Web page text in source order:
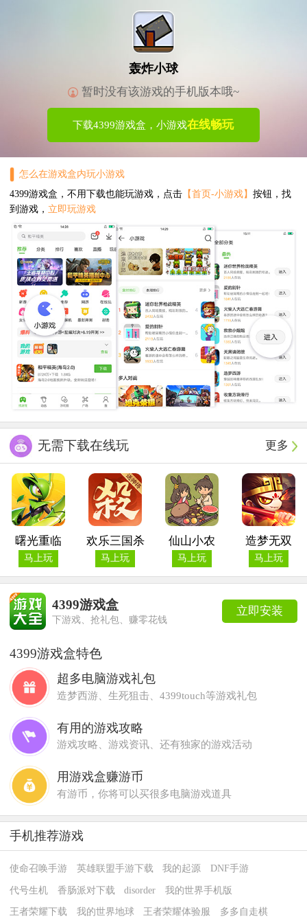
轰炸小球
暂时没有该游戏的手机版本哦~
下载4399游戏盒，小游戏在线畅玩
怎么在游戏盒内玩小游戏
4399游戏盒，不用下载也能玩游戏，点击【首页-小游戏】 按钮，找
到游戏， 立即玩游戏
更多
无需下载在线玩
曙光重临
马上玩
欢乐三国杀
马上玩
仙山小农
马上玩
造梦无双
马上玩
立即安装
4399游戏盒
下游戏、抢礼包、赚零花钱
4399游戏盒特色
超多电脑游戏礼包
造梦西游、生死狙击、4399touch等游戏礼包
有用的游戏攻略
游戏攻略、游戏资讯、还有独家的游戏活动
用游戏盒赚游币
有游币，你将可以买很多电脑游戏道具
手机推荐游戏
使命召唤手游 英雄联盟手游下载 我的起源 DNF手游
代号生机 香肠派对下载 disorder 我的世界手机版
王者荣耀下载 我的世界地球 王者荣耀体验服 多多自走棋